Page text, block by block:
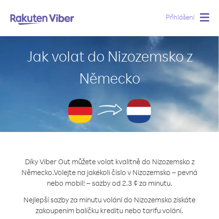
Přihlášení
Jak volat do Nizozemsko z
Německo
Díky Viber Out můžete volat kvalitně do Nizozemsko z
Německo.Volejte na jakékoli číslo v Nizozemsko – pevná
nebo mobil! – sazby od 2.3 ¢ za minutu.
Nejlepší sazby za minutu volání do Nizozemsko získáte
zakoupením balíčku kreditu nebo tarifu volání.